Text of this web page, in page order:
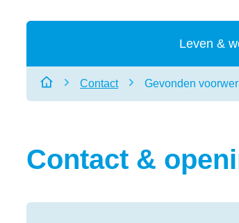
Leven &
Startpagina
Contact Gevonden
Contact &